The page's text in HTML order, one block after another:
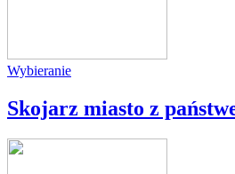
Wybieranie
Skojarz miasto z